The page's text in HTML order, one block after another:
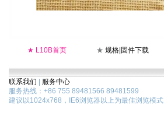
★ L10B首页 ★ 规格|固件下载
联系我们
服务中心
服务热线：+86 755 89481566 89481599
建议以1024x768，IE6浏览器以上为最佳浏览模式